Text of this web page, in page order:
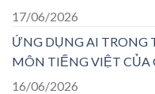
17/06/2026
ỨNG DỤNG AI
MÔN TIẾNG VIỆT CỦA
16/06/2026